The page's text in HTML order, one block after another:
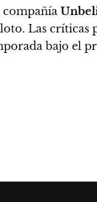
compañía
Las críticas
bajo el